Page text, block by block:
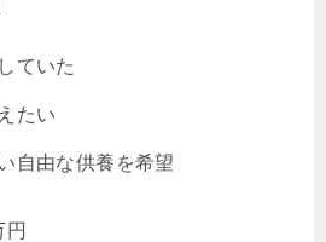
ていた
たい
自由な供養を希望
円